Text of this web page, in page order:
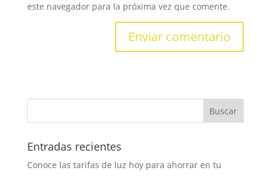
este navegador para la próxima vez que comente.
Entradas recientes
Conoce las tarifas de luz hoy para ahorrar en tu